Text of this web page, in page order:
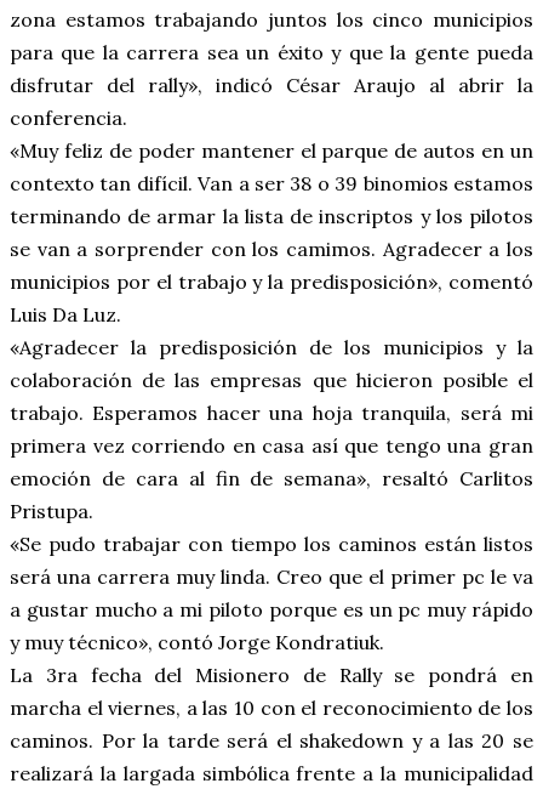
zona estamos trabajando juntos los cinco municipios
para que la carrera sea un éxito y que la gente pueda
disfrutar del rally», indicó César Araujo al abrir la
conferencia.
«Muy feliz de poder mantener el parque de autos en un
contexto tan difícil. Van a ser 38 o 39 binomios estamos
terminando de armar la lista de inscriptos y los pilotos
se van a sorprender con los camimos. Agradecer a los
municipios por el trabajo y la predisposición», comentó
Luis Da Luz.
«Agradecer la predisposición de los municipios y la
colaboración de las empresas que hicieron posible el
trabajo. Esperamos hacer una hoja tranquila, será mi
primera vez corriendo en casa así que tengo una gran
emoción de cara al fin de semana», resaltó Carlitos
Pristupa.
«Se pudo trabajar con tiempo los caminos están listos
será una carrera muy linda. Creo que el primer pc le va
a gustar mucho a mi piloto porque es un pc muy rápido
y muy técnico», contó Jorge Kondratiuk.
La 3ra fecha del Misionero de Rally se pondrá en
marcha el viernes, a las 10 con el reconocimiento de los
caminos. Por la tarde será el shakedown y a las 20 se
realizará la largada simbólica frente a la municipalidad